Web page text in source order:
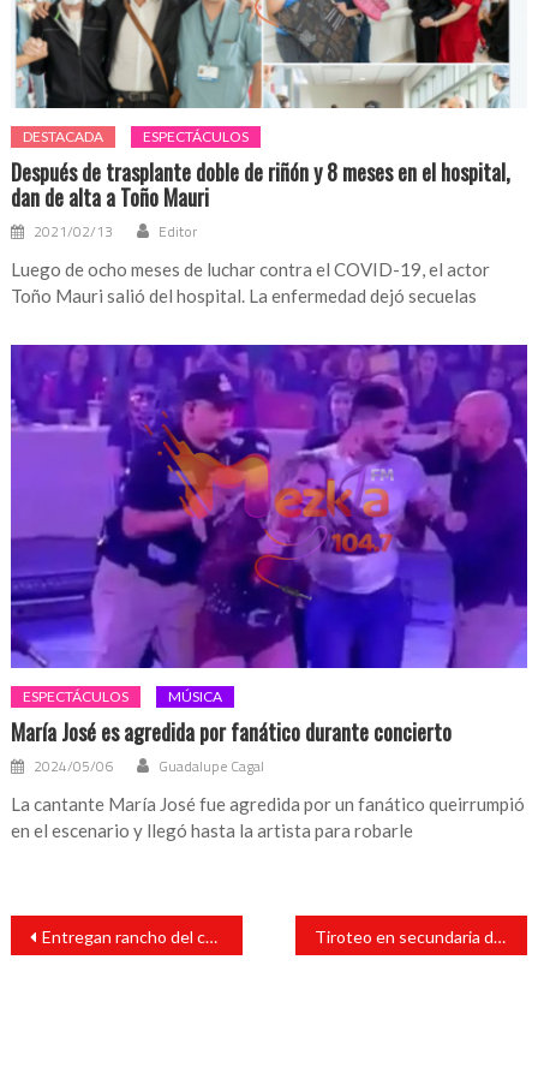
DESTACADA ESPECTÁCULOS
Después de trasplante doble de riñón y 8 meses en el hospital,
dan de alta a Toño Mauri
2021/02/13 Editor
Luego de ocho meses de luchar contra el COVID-19, el actor
Toño Mauri salió del hospital. La enfermedad dejó secuelas
ESPECTÁCULOS MÚSICA
María José es agredida por fanático durante concierto
2024/05/06 Guadalupe Cagal
La cantante María José fue agredida por un fanático queirrumpió
en el escenario y llegó hasta la artista para robarle
Navegación
entradas
Entregan rancho del capo ‘La Barbie’ a ganadora de sorteo de la Lotería Nacional Tiroteo en secundaria de Arlington en Texas